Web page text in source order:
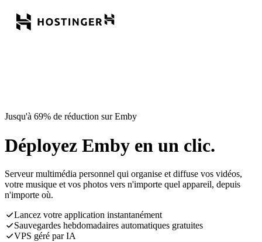
Jusqu'à 69% de réduction sur Emby
Déployez Emby en un clic.
Serveur multimédia personnel qui organise et diffuse vos vidéos,
votre musique et vos photos vers n'importe quel appareil, depuis
n'importe où.
Lancez votre application instantanément
Sauvegardes hebdomadaires automatiques gratuites
VPS géré par IA